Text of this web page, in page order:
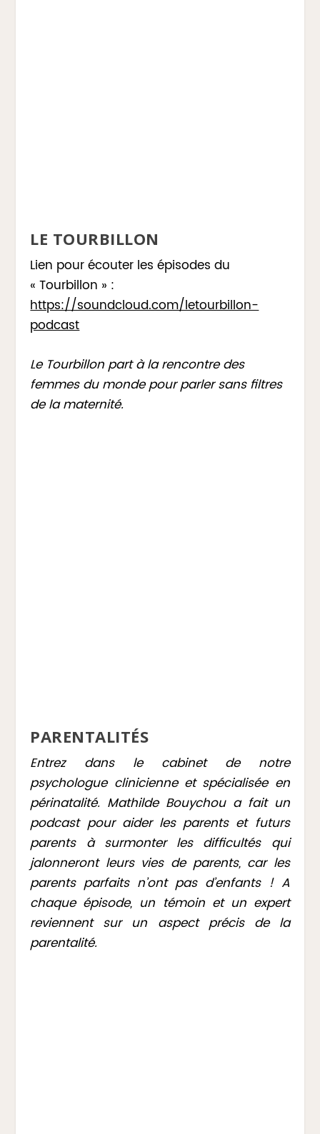
LE TOURBILLON
Lien pour écouter les épisodes du
« Tourbillon » :
https://soundcloud.com/letourbillon-
podcast
Le Tourbillon part à la rencontre des
femmes du monde pour parler sans filtres
de la maternité.
PARENTALITÉS
Entrez dans le cabinet de notre
psychologue clinicienne et spécialisée en
périnatalité. Mathilde Bouychou a fait un
podcast pour aider les parents et futurs
parents à surmonter les difficultés qui
jalonneront leurs vies de parents, car les
parents parfaits n’ont pas d’enfants ! A
chaque épisode, un témoin et un expert
reviennent sur un aspect précis de la
parentalité.